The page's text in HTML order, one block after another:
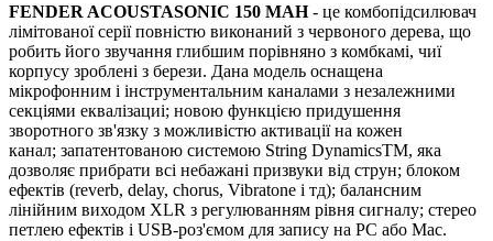
FENDER ACOUSTASONIC 150 MAH - це комбопідсилювач
лімітованої серії повністю виконаний з червоного дерева, що
робить його звучання глибшим порівняно з комбкамі, чиї
корпусу зроблені з берези. Дана модель оснащена
мікрофонним і інструментальним каналами з незалежними
секціями еквалізациі; новою функцією придушення
зворотного зв'язку з можливістю активації на кожен
канал; запатентованою системою String DynamicsTM, яка
дозволяє прибрати всі небажані призвуки від струн; блоком
ефектів (reverb, delay, chorus, Vibratone і тд); балансним
лінійним виходом XLR з регулюванням рівня сигналу; стерео
петлею ефектів і USB-роз'ємом для запису на PC або Mac.